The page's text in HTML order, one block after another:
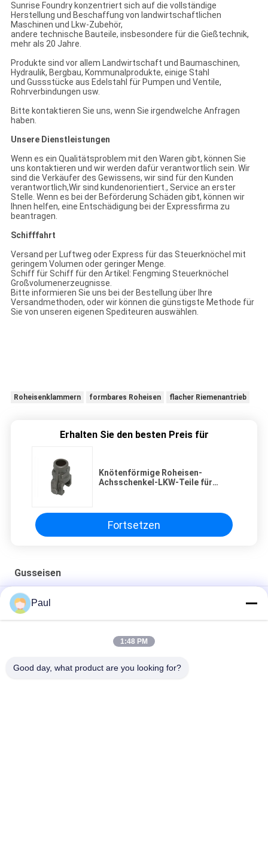
Sunrise Foundry konzentriert sich auf die vollständige
Herstellung und Beschaffung von landwirtschaftlichen
Maschinen und Lkw-Zubehör,
andere technische Bauteile, insbesondere für die Gießtechnik,
mehr als 20 Jahre.
Produkte sind vor allem Landwirtschaft und Baumaschinen,
Hydraulik, Bergbau, Kommunalprodukte, einige Stahl
und Gussstücke aus Edelstahl für Pumpen und Ventile,
Rohrverbindungen usw.
Bitte kontaktieren Sie uns, wenn Sie irgendwelche Anfragen
haben.
Unsere Dienstleistungen
Wenn es ein Qualitätsproblem mit den Waren gibt, können Sie
uns kontaktieren und wir werden dafür verantwortlich sein. Wir
sind die Verkäufer des Gewissens, wir sind für den Kunden
verantwortlich,Wir sind kundenorientiert., Service an erster
Stelle. Wenn es bei der Beförderung Schäden gibt, können wir
Ihnen helfen, eine Entschädigung bei der Expressfirma zu
beantragen.
Schifffahrt
Versand per Luftweg oder Express für das Steuerknöchel mit
geringem Volumen oder geringer Menge.
Schiff für Schiff für den Artikel: Fengming Steuerknöchel
Großvolumenerzeugnisse.
Bitte informieren Sie uns bei der Bestellung über Ihre
Versandmethoden, oder wir können die günstigste Methode für
Sie von unseren eigenen Spediteuren auswählen.
Roheisenklammern formbares Roheisen flacher Riemenantrieb
Erhalten Sie den besten Preis für
Knötenförmige Roheisen-
Achsschenkel-LKW-Teile für
Fortsetzen
Gusseisen
Flachstahl-Sandgusslager Sitzlagergehäuse
Duktile Eisen Sandguss Ablaufrinnen Gitter Gully Gitter
OEM/ODM-kundenspezifische mechanische
Paul
1:48 PM
Good day, what product are you looking for?